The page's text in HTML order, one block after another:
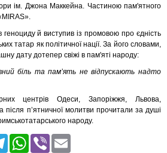
ім. Джона Маккейна. Частиною пам'ятного
й виступив із промовою про єдність
татар як політичної нації. За його словами,
дату дотепер свіжі в пам'яті народу:
біль та памʼять не відпускають надто
центрів Одеси, Запоріжжя, Львова,
після п’ятничної молитви прочитали за душі
народу.
Telegram
WhatsApp
Viber